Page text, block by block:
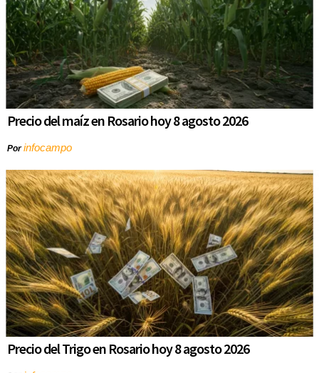
Precio del maíz en Rosario hoy 8 agosto 2026
Porinfocampo
Precio del Trigo en Rosario hoy 8 agosto 2026